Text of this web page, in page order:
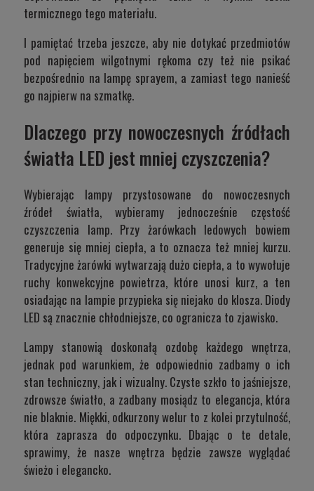
termicznego tego materiału.
I pamiętać trzeba jeszcze, aby nie dotykać przedmiotów
pod napięciem wilgotnymi rękoma czy też nie psikać
bezpośrednio na lampę sprayem, a zamiast tego nanieść
go najpierw na szmatkę.
Dlaczego przy nowoczesnych źródłach
światła LED jest mniej czyszczenia?
Wybierając lampy przystosowane do nowoczesnych
źródeł światła, wybieramy jednocześnie częstość
czyszczenia lamp. Przy żarówkach ledowych bowiem
generuje się mniej ciepła, a to oznacza też mniej kurzu.
Tradycyjne żarówki wytwarzają dużo ciepła, a to wywołuje
ruchy konwekcyjne powietrza, które unosi kurz, a ten
osiadając na lampie przypieka się niejako do klosza. Diody
LED są znacznie chłodniejsze, co ogranicza to zjawisko.
Lampy stanowią doskonałą ozdobę każdego wnętrza,
jednak pod warunkiem, że odpowiednio zadbamy o ich
stan techniczny, jak i wizualny. Czyste szkło to jaśniejsze,
zdrowsze światło, a zadbany mosiądz to elegancja, która
nie blaknie. Miękki, odkurzony welur to z kolei przytulność,
która zaprasza do odpoczynku. Dbając o te detale,
sprawimy, że nasze wnętrza będzie zawsze wyglądać
świeżo i elegancko.